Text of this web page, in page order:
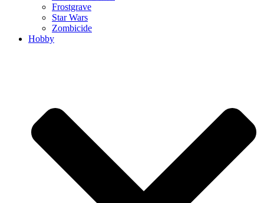
Frostgrave
Star Wars
Zombicide
Hobby